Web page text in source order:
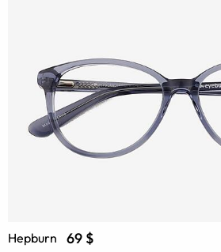
Hepburn 69 $